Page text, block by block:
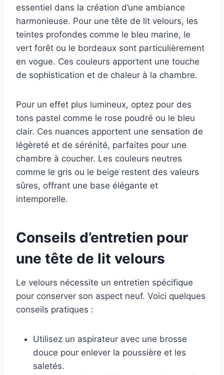
essentiel dans la création d’une ambiance
harmonieuse. Pour une tête de lit velours, les
teintes profondes comme le bleu marine, le
vert forêt ou le bordeaux sont particulièrement
en vogue. Ces couleurs apportent une touche
de sophistication et de chaleur à la chambre.
Pour un effet plus lumineux, optez pour des
tons pastel comme le rose poudré ou le bleu
clair. Ces nuances apportent une sensation de
légèreté et de sérénité, parfaites pour une
chambre à coucher. Les couleurs neutres
comme le gris ou le beige restent des valeurs
sûres, offrant une base élégante et
intemporelle.
Conseils d’entretien pour
une tête de lit velours
Le velours nécessite un entretien spécifique
pour conserver son aspect neuf. Voici quelques
conseils pratiques :
Utilisez un aspirateur avec une brosse
douce pour enlever la poussière et les
saletés.